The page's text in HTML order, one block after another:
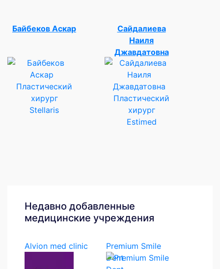
Байбеков Аскар
Пластический
хирург
Stellaris
Сайдалиева
Наиля
Джавдатовна
Пластический
хирург
Estimed
Недавно добавленные
медицинские учреждения
Alvion med clinic
Premium Smile
Dent